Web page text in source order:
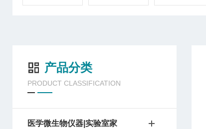
产品分类
PRODUCT CLASSIFICATION
医学微生物仪器|实验室家